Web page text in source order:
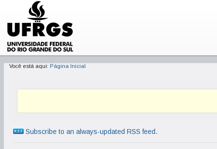
Você está aqui: Página Inicial
Subscribe to an always-updated RSS feed.